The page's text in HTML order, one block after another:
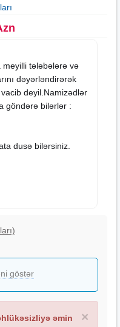
meyilli tələbələrə və
dəyərləndirərək
deyil.Namizədlər
göndərə bilərlər :
dusə bilərsiniz.
göstər
×
əmin